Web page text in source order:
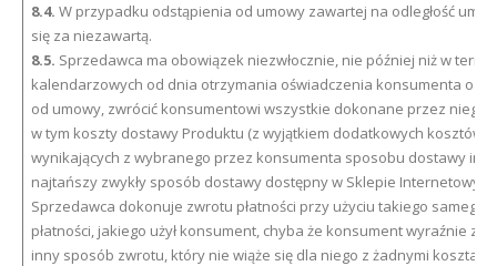
8.4. W przypadku odstąpienia od umowy zawartej na odległość
się za niezawartą.
8.5. Sprzedawca ma obowiązek niezwłocznie, nie później niż w
kalendarzowych od dnia otrzymania oświadczenia konsumenta o
od umowy, zwrócić konsumentowi wszystkie dokonane przez niego
w tym koszty dostawy Produktu (z wyjątkiem dodatkowych kosztów
wynikających z wybranego przez konsumenta sposobu dostawy
najtańszy zwykły sposób dostawy dostępny w Sklepie
Sprzedawca dokonuje zwrotu płatności przy użyciu takiego samego
płatności, jakiego użył konsument, chyba że konsument wyraźnie
inny sposób zwrotu, który nie wiąże się dla niego z żadnymi kosztami.